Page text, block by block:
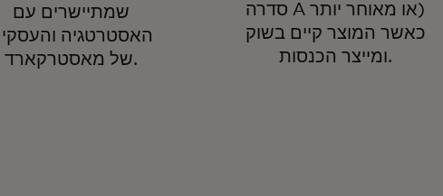
שמתיישרים עם
האסטרטגיה
של מאסטרקארד.
סדרה A או מאוחר יותר)
כאשר המוצר קיים בשוק
ומייצר הכנסות.